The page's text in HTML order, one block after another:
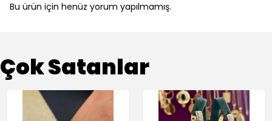
Bu ürün için henüz yorum yapılmamış.
Çok Satanlar